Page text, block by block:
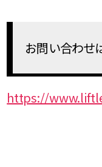
お問い合わせ
https://